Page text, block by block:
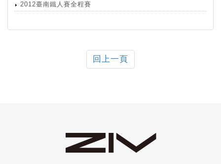
2012臺南鐵人賽全程賽
回上一頁